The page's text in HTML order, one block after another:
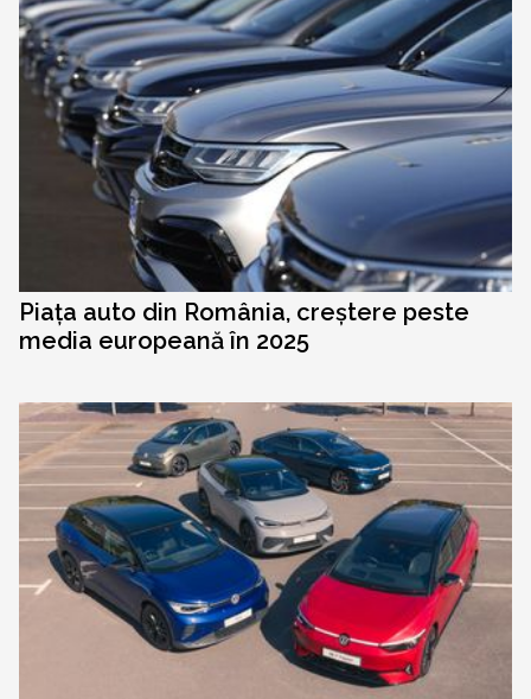
Piața auto din România, creștere peste
media europeană în 2025